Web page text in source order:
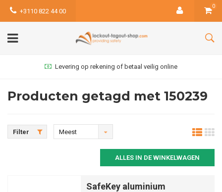
+3110 822 44 00
0
Levering op rekening of betaal veilig online
Producten getagd met 150239
Filter
Meest
ALLES IN DE WINKELWAGEN
SafeKey aluminium